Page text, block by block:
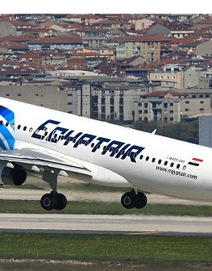
الدكتور محمد زهران.. ويؤكد:
وضمانات المحاكمة العادلة